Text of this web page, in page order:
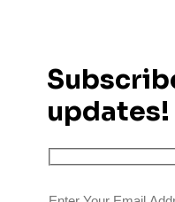
updates!